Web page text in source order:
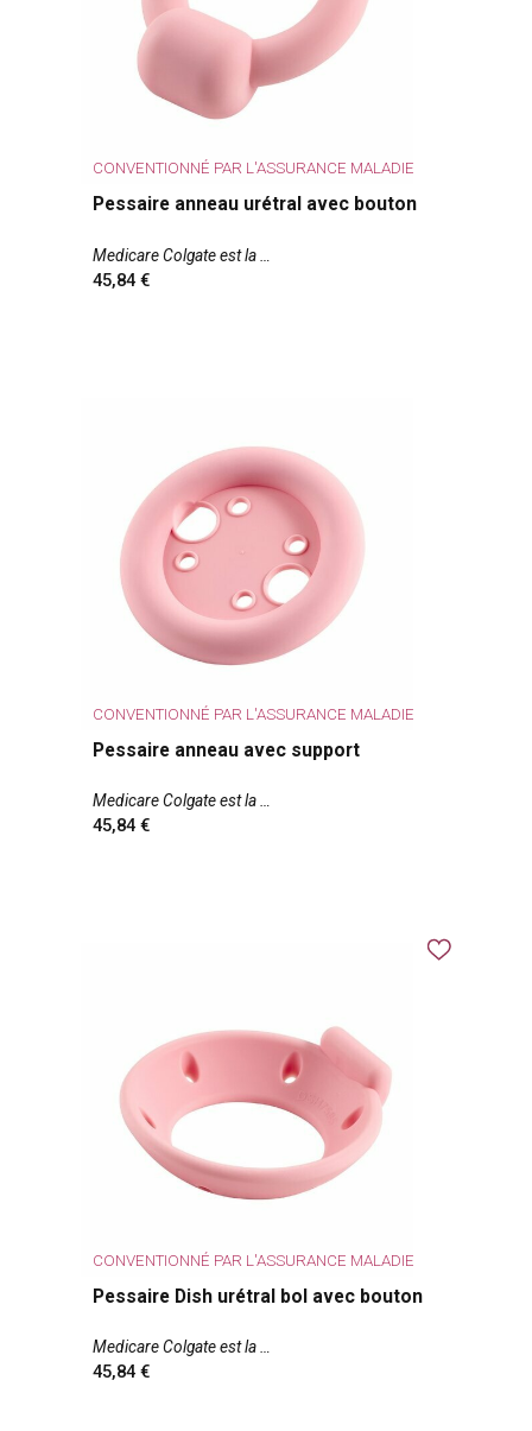
CONVENTIONNÉ PAR L'ASSURANCE MALADIE
Pessaire anneau urétral avec bouton
Medicare Colgate est la
45,84
CONVENTIONNÉ PAR L'ASSURANCE MALADIE
Pessaire anneau avec support
Medicare Colgate est la
45,84
CONVENTIONNÉ PAR L'ASSURANCE MALADIE
Pessaire Dish urétral bol avec bouton
Medicare Colgate est la
45,84